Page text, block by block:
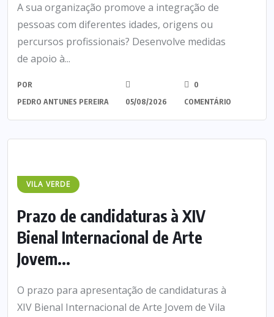
A sua organização promove a integração de
pessoas com diferentes idades, origens ou
percursos profissionais? Desenvolve medidas
de apoio à...
POR
PEDRO ANTUNES PEREIRA
05/08/2026
0
COMENTÁRIO
VILA VERDE
Prazo de candidaturas à XIV
Bienal Internacional de Arte
Jovem...
O prazo para apresentação de candidaturas à
XIV Bienal Internacional de Arte Jovem de Vila